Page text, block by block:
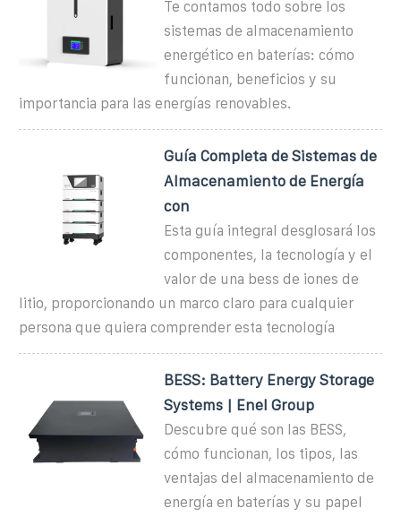
Te contamos todo sobre los
sistemas de almacenamiento
energético en baterías: cómo
funcionan, beneficios y su
importancia para las energías renovables.
Guía Completa de Sistemas de
Almacenamiento de Energía
con
Esta guía integral desglosará los
componentes, la tecnología y el
valor de una bess de iones de
litio, proporcionando un marco claro para cualquier
persona que quiera comprender esta tecnología
BESS: Battery Energy Storage
Systems | Enel Group
Descubre qué son las BESS,
cómo funcionan, los tipos, las
ventajas del almacenamiento de
energía en baterías y su papel